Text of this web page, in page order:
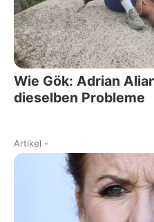
Wie Gök: Adrian
dieselben Probleme
Artikel -